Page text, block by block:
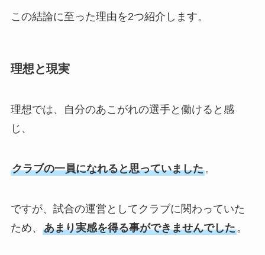
この結論に至った理由を2つ紹介します。
理想と現実
理想では、自分のあこがれの選手と働けると感
じ、
クラブの一員になれると思っていました。
ですが、試合の運営としてクラブに関わっていた
ため、 あまり実感を得る事ができませんでした。